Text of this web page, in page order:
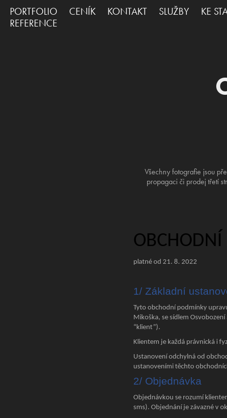
PORTFOLIO CENÍK KONTAKT SLUŽBY KE
REFERENCE
Všechny fotografie jsou
propagaci či prodej třetí
platné od 21. 8. 2022
1/ Základní
Tyto obchodní podmínky
Mikoška, se sídlem
“klient”).
Klientem je každá právnická i
Ustanovení odchylná od
ustanoveními těchto
2/ Objednávka
Objednávkou se rozumí
sms). Objednání je závazné v